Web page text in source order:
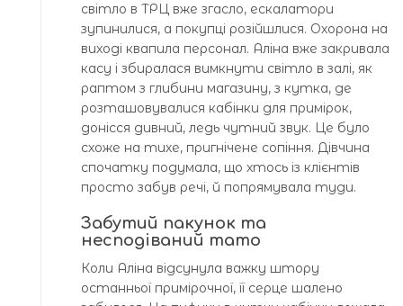
світло в ТРЦ вже згасло, ескалатори
зупинилися, а покупці розійшлися. Охорона на
виході квапила персонал. Аліна вже закривала
касу і збиралася вимкнути світло в залі, як
раптом з глибини магазину, з кутка, де
розташовувалися кабінки для примірок,
донісся дивний, ледь чутний звук. Це було
схоже на тихе, пригнічене сопіння. Дівчина
спочатку подумала, що хтось із клієнтів
просто забув речі, й попрямувала туди.
Забутий пакунок та
несподіваний тато
Коли Аліна відсунула важку штору
останньої примірочної, її серце шалено